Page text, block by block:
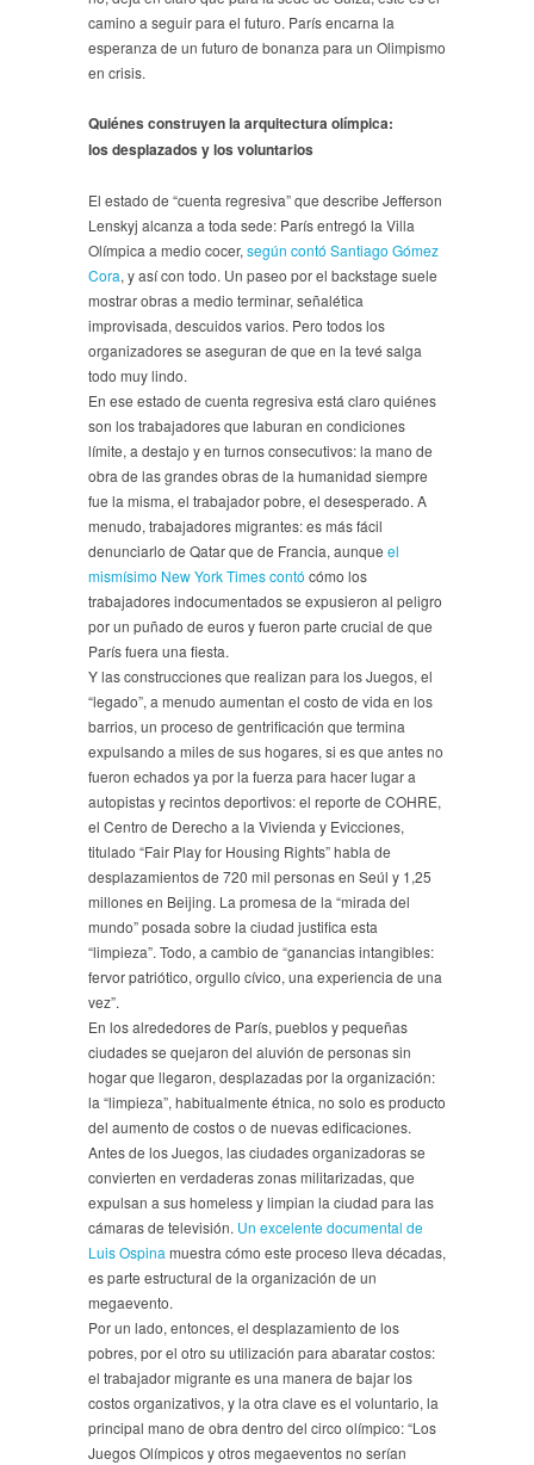
camino a seguir para el futuro. París encarna la
esperanza de un futuro de bonanza para un Olimpismo
en crisis.
Quiénes construyen la arquitectura olímpica:
los desplazados y los voluntarios
El estado de “cuenta regresiva” que describe Jefferson
Lenskyj alcanza a toda sede: París entregó la Villa
Olímpica a medio cocer, según contó Santiago Gómez
Cora, y así con todo. Un paseo por el backstage suele
mostrar obras a medio terminar, señalética
improvisada, descuidos varios. Pero todos los
organizadores se aseguran de que en la tevé salga
todo muy lindo.
En ese estado de cuenta regresiva está claro quiénes
son los trabajadores que laburan en condiciones
límite, a destajo y en turnos consecutivos: la mano de
obra de las grandes obras de la humanidad siempre
fue la misma, el trabajador pobre, el desesperado. A
menudo, trabajadores migrantes: es más fácil
denunciarlo de Qatar que de Francia, aunque el
mismísimo New York Times contó cómo los
trabajadores indocumentados se expusieron al peligro
por un puñado de euros y fueron parte crucial de que
París fuera una fiesta.
Y las construcciones que realizan para los Juegos, el
“legado”, a menudo aumentan el costo de vida en los
barrios, un proceso de gentrificación que termina
expulsando a miles de sus hogares, si es que antes no
fueron echados ya por la fuerza para hacer lugar a
autopistas y recintos deportivos: el reporte de COHRE,
el Centro de Derecho a la Vivienda y Evicciones,
titulado “Fair Play for Housing Rights” habla de
desplazamientos de 720 mil personas en Seúl y 1,25
millones en Beijing. La promesa de la “mirada del
mundo” posada sobre la ciudad justifica esta
“limpieza”. Todo, a cambio de “ganancias intangibles:
fervor patriótico, orgullo cívico, una experiencia de una
vez”.
En los alrededores de París, pueblos y pequeñas
ciudades se quejaron del aluvión de personas sin
hogar que llegaron, desplazadas por la organización:
la “limpieza”, habitualmente étnica, no solo es producto
del aumento de costos o de nuevas edificaciones.
Antes de los Juegos, las ciudades organizadoras se
convierten en verdaderas zonas militarizadas, que
expulsan a sus homeless y limpian la ciudad para las
cámaras de televisión. Un excelente documental de
Luis Ospina muestra cómo este proceso lleva décadas,
es parte estructural de la organización de un
megaevento.
Por un lado, entonces, el desplazamiento de los
pobres, por el otro su utilización para abaratar costos:
el trabajador migrante es una manera de bajar los
costos organizativos, y la otra clave es el voluntario, la
principal mano de obra dentro del circo olímpico: “Los
Juegos Olímpicos y otros megaeventos no serían